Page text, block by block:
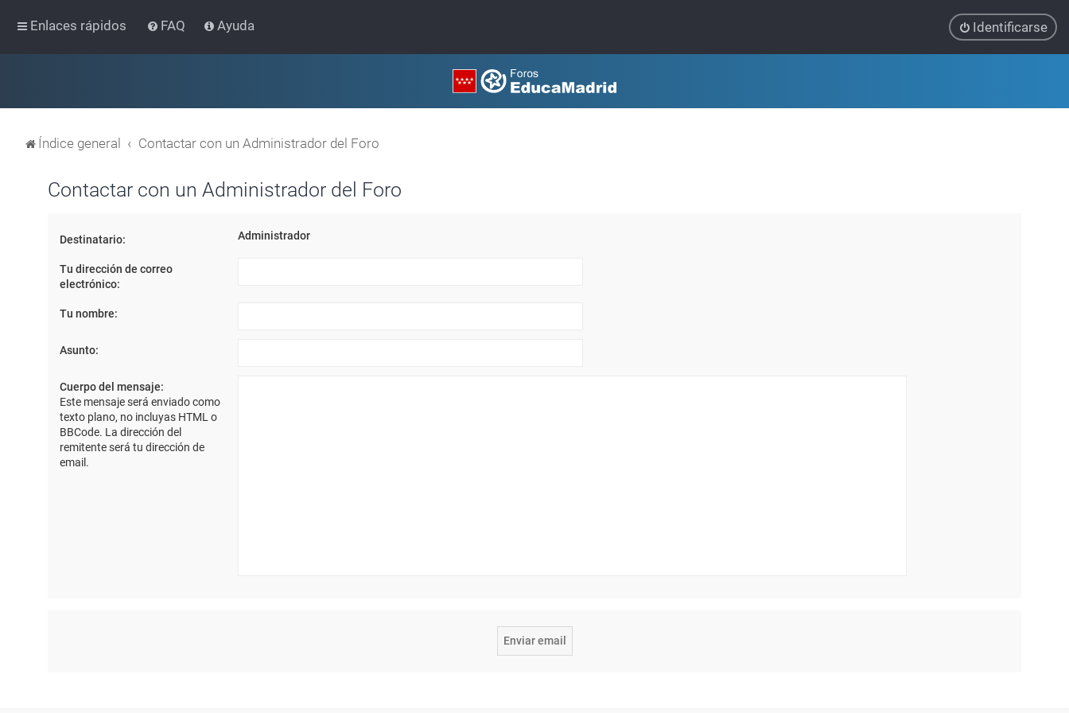
Enlaces rápidos FAQ Ayuda Identificarse
Índice general Contactar con un Administrador del Foro
Contactar con un Administrador del Foro
Destinatario: Administrador
Tu dirección de correo
electrónico:
Tu nombre:
Asunto:
Cuerpo del mensaje:
Este mensaje será enviado como
texto plano, no incluyas HTML o
BBCode. La dirección del
remitente será tu dirección de
email.